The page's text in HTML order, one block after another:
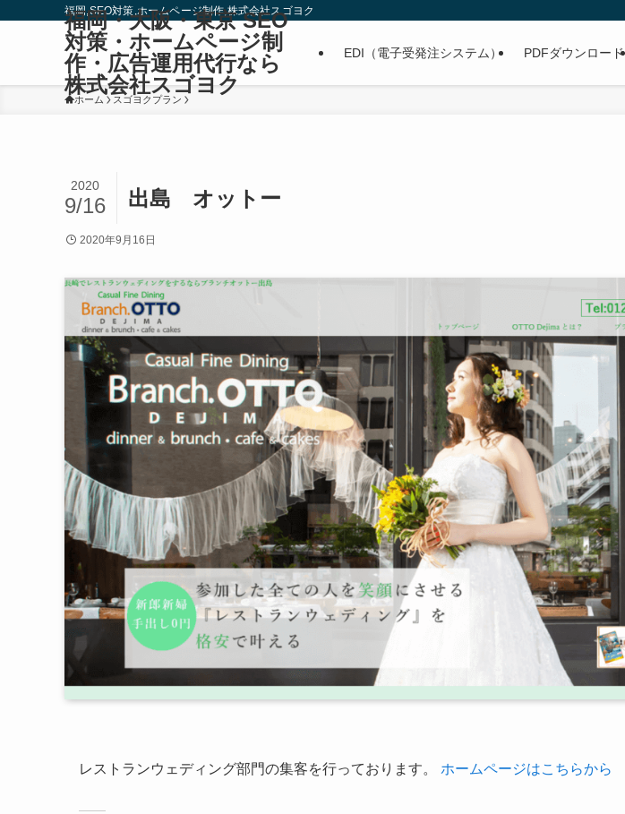
福岡,SEO対策,ホームページ制作,株式会社スゴヨク
福岡・大阪・東京 SEO
対策・ホームページ制
作・広告運用代行なら
株式会社スゴヨク
EDI（電子受発注システム） PDFダウンロード
ホーム スゴヨクプラン
出島 オットー
2020
9/16
2020年9月16日
レストランウェディング部門の集客を行っております。 ホームページはこちらから